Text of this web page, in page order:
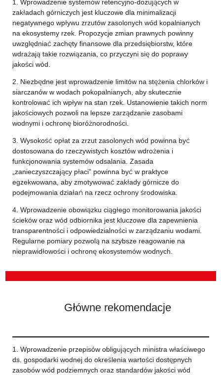
1. Wprowadzenie systemów retencyjno-dozujących w
zakładach górniczych jest kluczowe dla minimalizacji
negatywnego wpływu zrzutów zasolonych wód kopalnianych
na ekosystemy rzek. Propozycje zmian prawnych powinny
uwzględniać zachęty finansowe dla przedsiębiorstw, które
wdrażają takie rozwiązania, co przyczyni się do poprawy
jakości wód.
2. Niezbędne jest wprowadzenie limitów na stężenia chlorków i
siarczanów w wodach pokopalnianych, aby skutecznie
kontrolować ich wpływ na stan rzek. Ustanowienie takich norm
jakościowych pozwoli na lepsze zarządzanie zasobami
wodnymi i ochronę bioróżnorodności.
3. Wysokość opłat za zrzut zasolonych wód powinna być
dostosowana do rzeczywistych kosztów wdrożenia i
funkcjonowania systemów odsalania. Zasada
„zanieczyszczający płaci” powinna być w praktyce
egzekwowana, aby zmotywować zakłady górnicze do
podejmowania działań na rzecz ochrony środowiska.
4. Wprowadzenie obowiązku ciągłego monitorowania jakości
ścieków oraz wód odbiornika jest kluczowe dla zapewnienia
transparentności i odpowiedzialności w zarządzaniu wodami.
Regularne pomiary pozwolą na szybsze reagowanie na
nieprawidłowości i ochronę ekosystemów wodnych.
Główne rekomendacje
1. Wprowadzenie przepisów obligujących ministra właściwego
ds. gospodarki wodnej do określenia wartości dostępnych
zasobów wód podziemnych oraz standardów jakości wód